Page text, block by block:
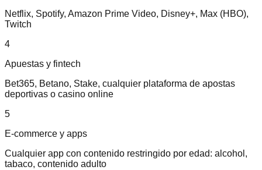
Netflix, Spotify, Amazon Prime Video, Disney+, Max (HBO),
Twitch
4
Apuestas y fintech
Bet365, Betano, Stake, cualquier plataforma de apostas
deportivas o casino online
5
E-commerce y apps
Cualquier app con contenido restringido por edad: alcohol,
tabaco, contenido adulto